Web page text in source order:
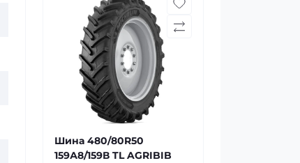
Шина 480/80R50
159А8/159В TL AGRIBIB